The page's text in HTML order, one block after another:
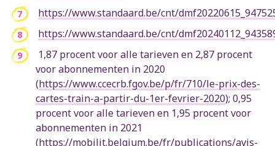
https://www.standaard.be/cnt/
https://www.standaard.be/cnt/
1,87 procent voor alle tarieven en 2,87 procent
voor abonnementen in 2020
(https://www.ccecrb.fgov.be/p/fr/710/le-prix-des-
cartes-train-a-partir-du-1er-fevrier-2020); 0,95
procent voor alle tarieven en 1,95 procent voor
abonnementen in 2021
(https://mobilit.belgium.be/fr/publications/avis-